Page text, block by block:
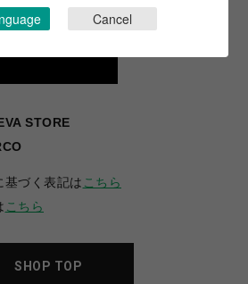
STORE
基づく表記は こちら
こちら
SHOP TOP
Cancel